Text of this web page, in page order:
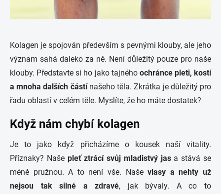
Kolagen je spojován především s pevnými klouby, ale jeho
význam sahá daleko za ně. Není důležitý pouze pro naše
klouby. Představte si ho jako tajného ochránce pleti, kostí
a mnoha dalších částí našeho těla. Zkrátka je důležitý pro
řadu oblastí v celém těle. Myslíte, že ho máte dostatek?
Když nám chybí kolagen
Je to jako když přicházíme o kousek naší vitality.
Příznaky? Naše pleť ztrácí svůj mladistvý jas a stává se
méně pružnou. A to není vše. Naše vlasy a nehty už
nejsou tak silné a zdravé, jak bývaly. A co to